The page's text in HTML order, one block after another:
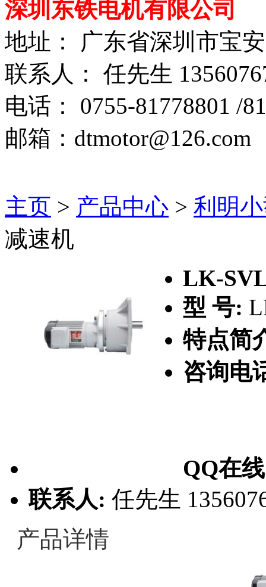
深圳东铁电机有限公司
地址： 广东省深圳市宝
联系人： 任先生
电话： 0755-81778801 /
邮箱：dtmotor@126.com
主页 > 产品中心 > 利明
减速机
LK-
型 号:
特点简
咨询电
QQ在
联系人: 任先生
产品详情